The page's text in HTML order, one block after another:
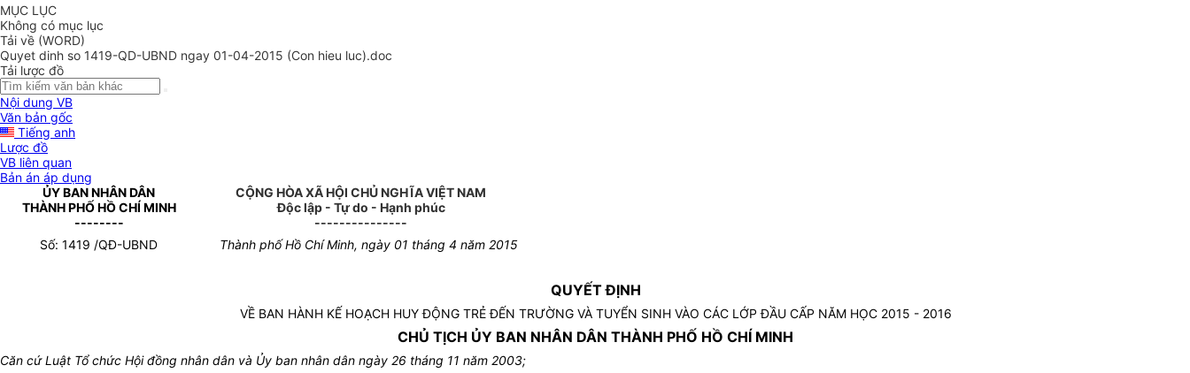
MỤC LỤC
Không có mục lục
Tải về (WORD)
Quyet dinh so 1419-QD-UBND ngay 01-04-2015 (Con hieu luc).doc
Tải lược đồ
Nội dung VB
Văn bản gốc
Tiếng anh
Lược đồ
VB liên quan
Bản án áp dụng
ỦY BAN NHÂN DÂN
THÀNH PHỐ HỒ CHÍ MINH
--------
CỘNG HÒA XÃ HỘI CHỦ NGHĨA VIỆT NAM
Độc lập - Tự do - Hạnh phúc
---------------
Số: 1419 /QĐ-UBND
Thành phố Hồ Chí Minh, ngày 01 tháng 4 năm 2015
QUYẾT ĐỊNH
VỀ BAN HÀNH KẾ HOẠCH HUY ĐỘNG TRẺ ĐẾN TRƯỜNG VÀ TUYỂN SINH VÀO CÁC LỚP ĐẦU CẤP NĂM HỌC 2015 - 2016
CHỦ TỊCH ỦY BAN NHÂN DÂN THÀNH PHỐ HỒ CHÍ MINH
Căn cứ Luật Tổ chức Hội đồng nhân dân và Ủy ban nhân dân ngày 26 tháng 11 năm 2003;